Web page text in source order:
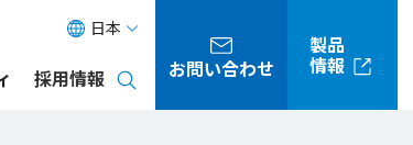
日本
採用情報 お問い合わせ
製品
情報